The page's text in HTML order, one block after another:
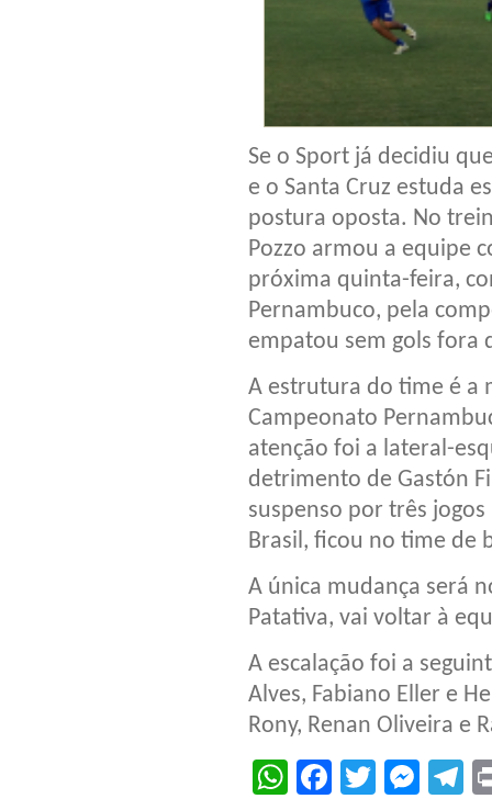
Se o Sport já decidiu
e o Santa Cruz estuda
postura oposta. No
Pozzo armou a equipe
próxima quinta-feira,
Pernambuco, pela
empatou sem gols fora
A estrutura do time é a
Campeonato
atenção foi a lateral-
detrimento de Gastón
suspenso por três
Brasil, ficou no time de
A única mudança será
Patativa, vai voltar à
A escalação foi a
Alves, Fabiano Eller e
Rony, Renan Oliveira e
WhatsApp
Facebook
Twitter